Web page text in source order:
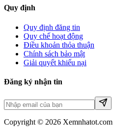
Quy định
Quy định đăng tin
Quy chế hoạt động
Điều khoản thỏa thuận
Chính sách bảo mật
Giải quyết khiếu nại
Đăng ký nhận tin
Copyright © 2026 Xemnhatot.com